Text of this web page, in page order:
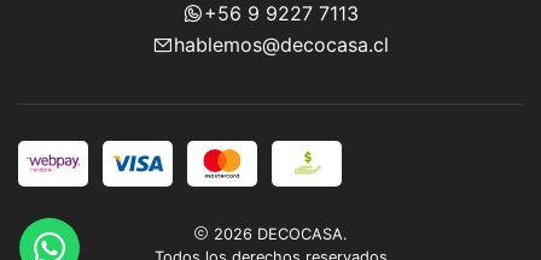
+56 9 9227 7113
hablemos@decocasa.cl
2026 DECOCASA.